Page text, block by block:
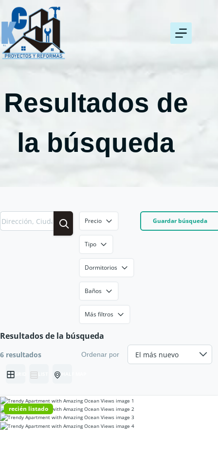
Resultados de
la búsqueda
Guardar búsqueda
Precio
Tipo
Dormitorios
Baños
Más filtros
Resultados de la búsqueda
6 resultados Ordenar por
recién listado